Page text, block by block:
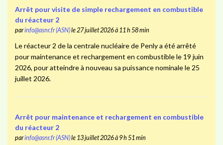
Arrêt pour visite de simple rechargement en combustible
du réacteur 2
parinfo@asnr.fr (ASN)le 27 juillet 2026 à 11 h 58 min
Le réacteur 2 de la centrale nucléaire de Penly a été arrêté
pour maintenance et rechargement en combustible le 19 juin
2026, pour atteindre à nouveau sa puissance nominale le 25
juillet 2026.
Arrêt pour maintenance et rechargement en combustible
du réacteur 2
parinfo@asnr.fr (ASN)le 13 juillet 2026 à 9 h 51 min